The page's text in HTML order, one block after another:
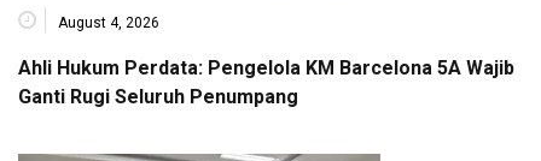
August 4, 2026
Ahli Hukum Perdata: Pengelola KM Barcelona 5A Wajib
Ganti Rugi Seluruh Penumpang